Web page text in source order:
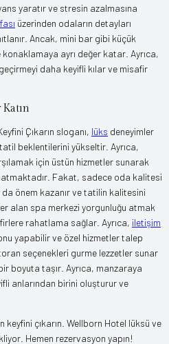
yaratır ve stresin azalmasına
üzerinden odaların detayları
Ancak, mini bar gibi küçük
ayrı değer katar. Ayrıca,
daha keyifli kılar ve misafir
Çıkarın sloganı, lüks deneyimler
beklentilerini yükseltir. Ayrıca,
için üstün hizmetler sunarak
Fakat, sadece oda kalitesi
önem kazanır ve tatilin kalitesini
alan spa merkezi yorgunluğu atmak
rahatlama sağlar. Ayrıca, iletişim
yapabilir ve özel hizmetler talep
seçenekleri gurme lezzetler sunar
boyuta taşır. Ayrıca, manzaraya
anlarından birini oluşturur ve